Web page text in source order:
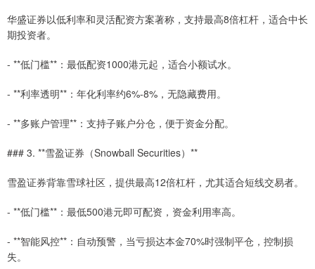
华盛证券以低利率和灵活配资方案著称，支持最高8倍杠杆，适合中长
期投资者。
- **低门槛**：最低配资1000港元起，适合小额试水。
- **利率透明**：年化利率约6%-8%，无隐藏费用。
- **多账户管理**：支持子账户分仓，便于资金分配。
### 3. **雪盈证券（Snowball Securities）**
雪盈证券背靠雪球社区，提供最高12倍杠杆，尤其适合短线交易者。
- **低门槛**：最低500港元即可配资，资金利用率高。
- **智能风控**：自动预警，当亏损达本金70%时强制平仓，控制损
失。